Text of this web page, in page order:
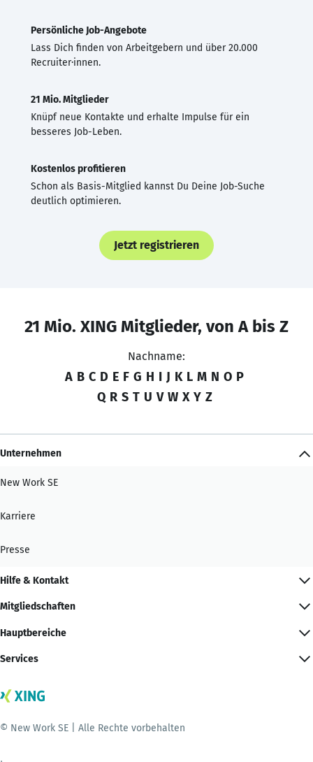
Persönliche Job-Angebote
Lass Dich finden von Arbeitgebern und über 20.000
Recruiter·innen.
21 Mio. Mitglieder
Knüpf neue Kontakte und erhalte Impulse für ein
besseres Job-Leben.
Kostenlos profitieren
Schon als Basis-Mitglied kannst Du Deine Job-Suche
deutlich optimieren.
Jetzt registrieren
21 Mio. XING Mitglieder, von A bis Z
Nachname:
A B C D E F G H I J K L M N O P
Q R S T U V W X Y Z
Unternehmen
New Work SE
Karriere
Presse
Hilfe & Kontakt
Mitgliedschaften
Hauptbereiche
Services
© New Work SE | Alle Rechte vorbehalten